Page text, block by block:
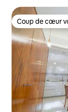
Coup de cœur
Coup de cœur